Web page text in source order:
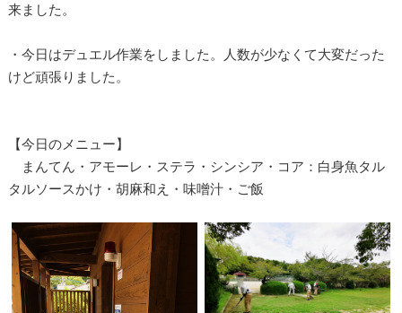
来ました。
・今日はデュエル作業をしました。人数が少なくて大変だった
けど頑張りました。
【今日のメニュー】
まんてん・アモーレ・ステラ・シンシア・コア：白身魚タル
タルソースかけ・胡麻和え・味噌汁・ご飯